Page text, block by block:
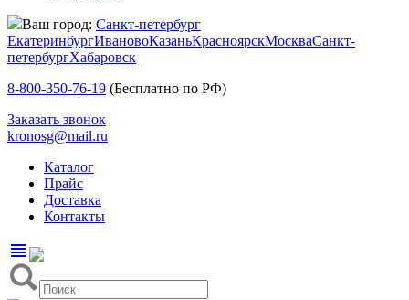
Ваш город: Санкт-петербург
ЕкатеринбургИвановоКазаньКрасноярскМоскваСанкт-
петербургХабаровск
8-800-350-76-19 (Бесплатно по РФ)
Заказать звонок
kronosg@mail.ru
Каталог
Прайс
Доставка
Контакты
view_headline